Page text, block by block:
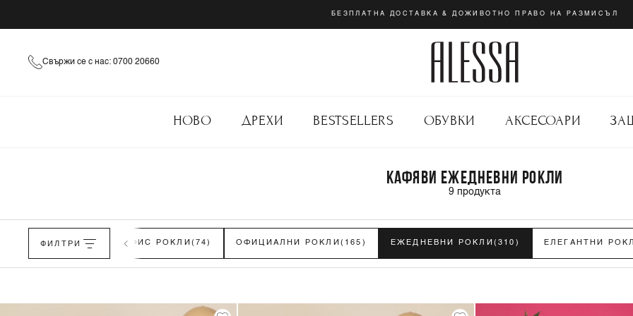
БЕЗПЛАТНА ДОСТАВКА & ДОЖИВОТНО ПРАВО НА РАЗМИСЪЛ
Свържи се с нас: 0700 20660
НОВО ДРЕХИ BESTSELLERS ОБУВКИ АКСЕСОАРИ
КАФЯВИ ЕЖЕДНЕВНИ РОКЛИ
9 продукта
ФИЛТРИ
РОКЛИ-РИЗИ(19) ОФИС РОКЛИ(74) ОФИЦИАЛНИ РОКЛИ(165) ЕЖЕДНЕВНИ РОКЛИ(310) ЕЛЕГАНТНИ